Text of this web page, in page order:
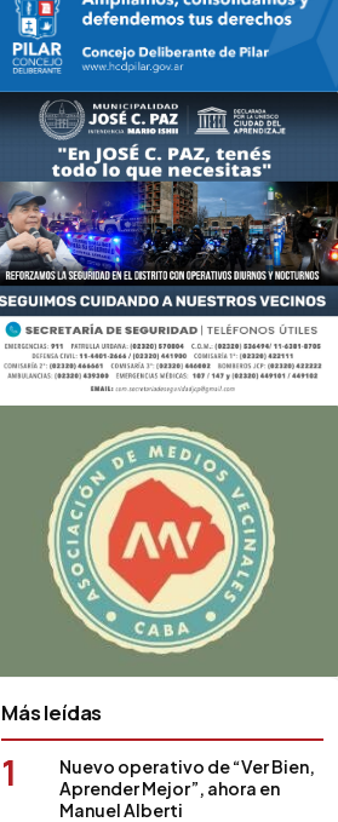
de Medios Vecinales
Más leídas
1
Nuevo operativo de “Ver Bien,
Aprender Mejor”, ahora en
Manuel Alberti